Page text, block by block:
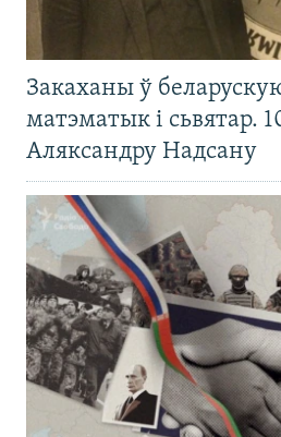
Закаханы ў
матэматык і сьвятар.
Аляксандру Надсану